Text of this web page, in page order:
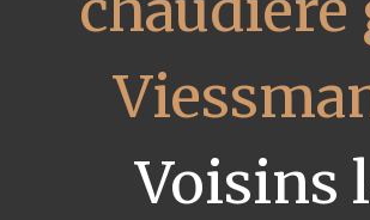
Voisins